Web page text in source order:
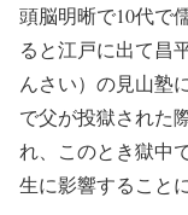
頭脳明晰で10代で
ると江戸に出て昌
んさい）の見山塾
で父が投獄された
れ、このとき獄中
生に影響すること